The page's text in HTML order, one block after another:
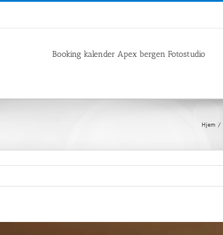
Booking kalender Apex bergen Fotostudio
Hjem